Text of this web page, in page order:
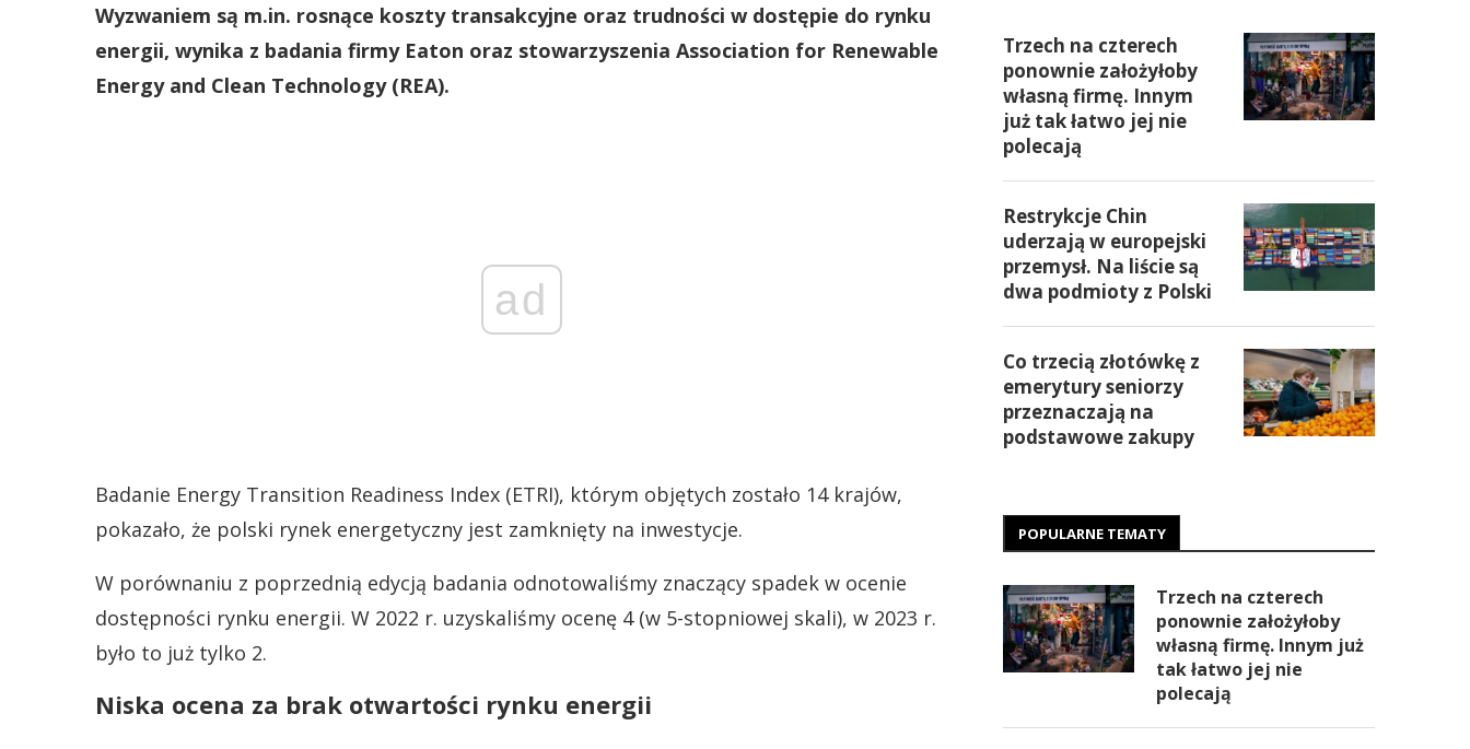
Wyzwaniem są m.in. rosnące koszty transakcyjne oraz trudności w dostępie do rynku
energii, wynika z badania firmy Eaton oraz stowarzyszenia Association for Renewable
Energy and Clean Technology (REA).
ad
Badanie Energy Transition Readiness Index (ETRI), którym objętych zostało 14 krajów,
pokazało, że polski rynek energetyczny jest zamknięty na inwestycje.
W porównaniu z poprzednią edycją badania odnotowaliśmy znaczący spadek w ocenie
dostępności rynku energii. W 2022 r. uzyskaliśmy ocenę 4 (w 5-stopniowej skali), w 2023 r.
było to już tylko 2.
Niska ocena za brak otwartości rynku energii
Trzech na czterech
ponownie założyłoby
własną firmę. Innym
już tak łatwo jej nie
polecają
Restrykcje Chin
uderzają w europejski
przemysł. Na liście są
dwa podmioty z Polski
Co trzecią złotówkę z
emerytury seniorzy
przeznaczają na
podstawowe zakupy
POPULARNE TEMATY
Trzech na czterech
ponownie założyłoby
własną firmę. Innym już
tak łatwo jej nie
polecają